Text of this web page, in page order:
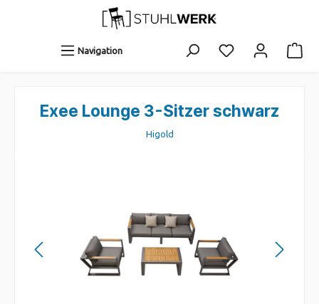
Navigation
Exee Lounge 3-Sitzer schwarz
Higold